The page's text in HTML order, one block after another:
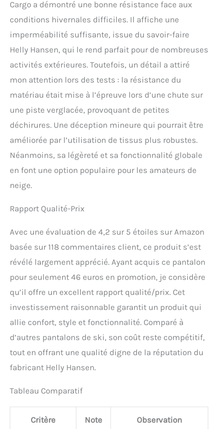
Cargo a démontré une bonne résistance face aux
conditions hivernales difficiles. Il affiche une
imperméabilité suffisante, issue du savoir-faire
Helly Hansen, qui le rend parfait pour de nombreuses
activités extérieures. Toutefois, un détail a attiré
mon attention lors des tests : la résistance du
matériau était mise à l’épreuve lors d’une chute sur
une piste verglacée, provoquant de petites
déchirures. Une déception mineure qui pourrait être
améliorée par l’utilisation de tissus plus robustes.
Néanmoins, sa légèreté et sa fonctionnalité globale
en font une option populaire pour les amateurs de
neige.
Rapport Qualité-Prix
Avec une évaluation de 4,2 sur 5 étoiles sur Amazon
basée sur 118 commentaires client, ce produit s’est
révélé largement apprécié. Ayant acquis ce pantalon
pour seulement 46 euros en promotion, je considère
qu’il offre un excellent rapport qualité/prix. Cet
investissement raisonnable garantit un produit qui
allie confort, style et fonctionnalité. Comparé à
d’autres pantalons de ski, son coût reste compétitif,
tout en offrant une qualité digne de la réputation du
fabricant Helly Hansen.
Tableau Comparatif
Critère Note Observation